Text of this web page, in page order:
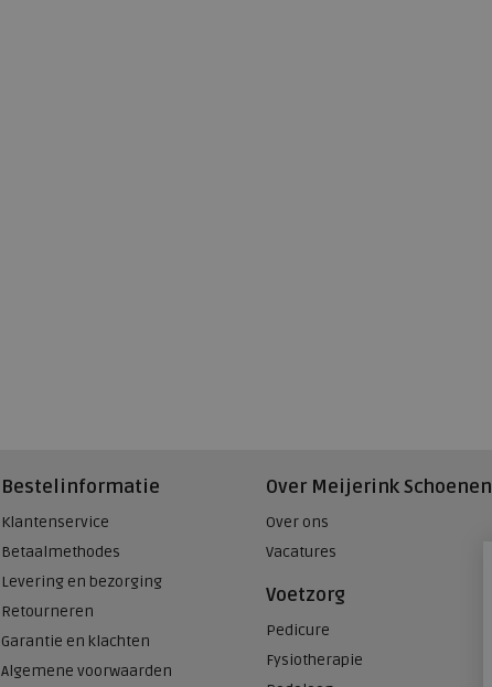
Bestelinformatie
Klantenservice
Betaalmethodes
Levering en bezorging
Retourneren
Garantie en klachten
Algemene voorwaarden
Over Meijerink Schoenen
Over ons
Vacatures
Voetzorg
Pedicure
Fysiotherapie